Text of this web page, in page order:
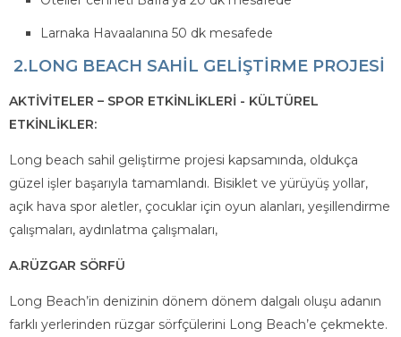
Larnaka Havaalanına 50 dk mesafede
2.LONG BEACH SAHİL GELİŞTİRME PROJESİ
AKTİVİTELER – SPOR ETKİNLİKLERİ - KÜLTÜREL
ETKİNLİKLER:
Long beach sahil geliştirme projesi kapsamında, oldukça
güzel işler başarıyla tamamlandı. Bisiklet ve yürüyüş yollar,
açık hava spor aletler, çocuklar için oyun alanları, yeşillendirme
çalışmaları, aydınlatma çalışmaları,
A.RÜZGAR SÖRFÜ
Long Beach’in denizinin dönem dönem dalgalı oluşu adanın
farklı yerlerinden rüzgar sörfçülerini Long Beach’e çekmekte.